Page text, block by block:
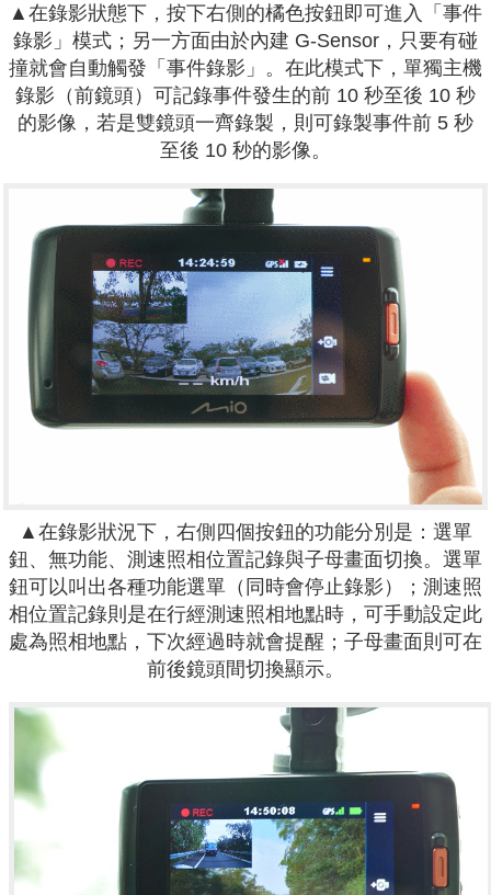
▲在錄影狀態下，按下右側的橘色按鈕即可進入「事件
錄影」模式；另一方面由於內建 G-Sensor，只要有碰
撞就會自動觸發「事件錄影」。在此模式下，單獨主機
錄影（前鏡頭）可記錄事件發生的前 10 秒至後 10 秒
的影像，若是雙鏡頭一齊錄製，則可錄製事件前 5 秒
至後 10 秒的影像。
▲在錄影狀況下，右側四個按鈕的功能分別是：選單
鈕、無功能、測速照相位置記錄與子母畫面切換。選單
鈕可以叫出各種功能選單（同時會停止錄影）；測速照
相位置記錄則是在行經測速照相地點時，可手動設定此
處為照相地點，下次經過時就會提醒；子母畫面則可在
前後鏡頭間切換顯示。